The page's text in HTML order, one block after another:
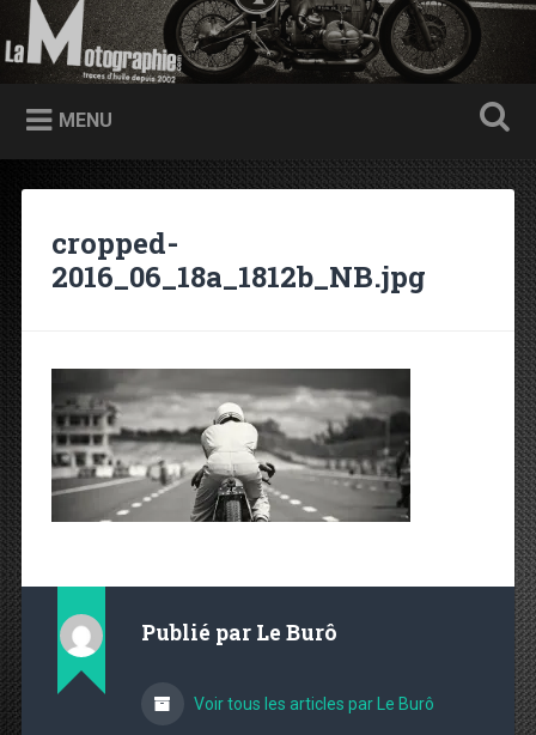
Accéder au contenu principal
Recherche
Traces d'huile depuis 2002
MENU
cropped-
2016_06_18a_1812b_NB.jpg
Publié par Le Burô
Voir tous les articles par Le Burô